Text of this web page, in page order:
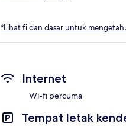
*Lihat fi dan dasar untuk
Internet
Wi-fi percuma
Tempat letak